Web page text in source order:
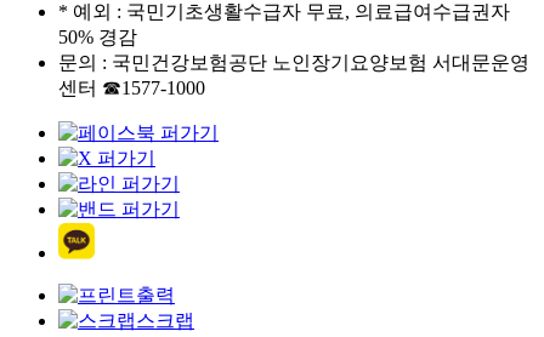
* 예외 : 국민기초생활수급자 무료, 의료급여수급권자
50% 경감
문의 : 국민건강보험공단 노인장기요양보험 서대문운영
센터 ☎1577-1000
출력
스크랩